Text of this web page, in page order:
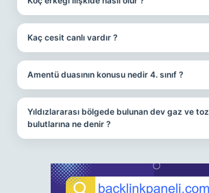
Kaç cesit canlı vardır ?
Amentü duasının konusu nedir 4. sınıf ?
Yıldızlararası bölgede bulunan dev gaz ve toz
bulutlarına ne denir ?